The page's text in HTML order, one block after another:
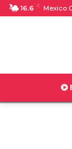
16.6 C Mexico